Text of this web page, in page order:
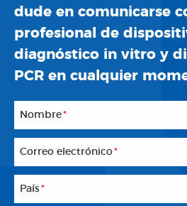
dude en comunicarse
profesional de
diagnóstico in vitro y
PCR en cualquier
Nombre*
Correo electrónico*
País *